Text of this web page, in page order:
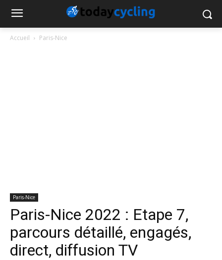
Accueil Paris-Nice
Paris-Nice
Paris-Nice 2022 : Etape 7,
parcours détaillé, engagés,
direct, diffusion TV